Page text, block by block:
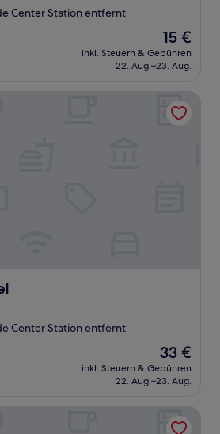
Center Station entfernt
Der
Preis
beträgt
15 €
inkl. Steuern & Gebühren
22. Aug.–23. Aug.
Center Station entfernt
Der
Preis
beträgt
33 €
inkl. Steuern & Gebühren
22. Aug.–23. Aug.
(Shenzhen Longgang Shuanglong